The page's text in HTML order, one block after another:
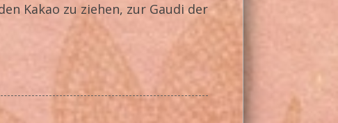
Kakao zu ziehen, zur Gaudi der